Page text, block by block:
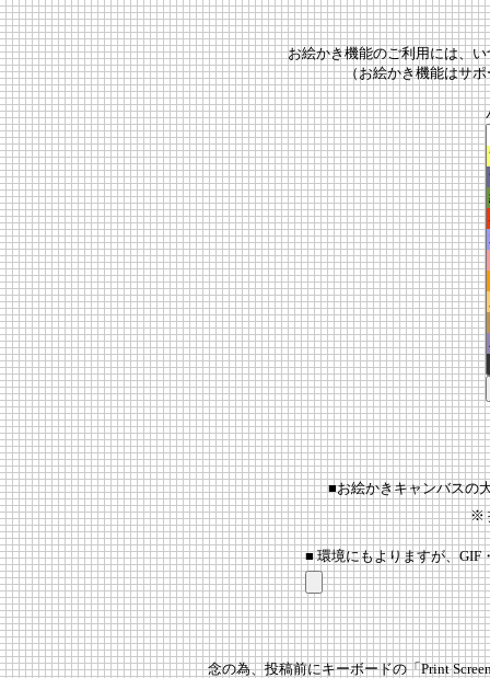
お絵かき機能のご利用には、
（お絵かき機能はサ
■お絵かきキャンバスの
※
■ 環境にもよりますが、GIF
念の為、投稿前にキーボードの「Print